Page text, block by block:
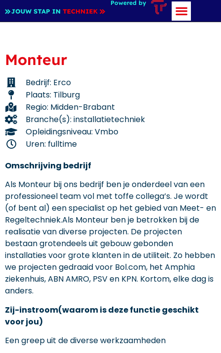
Powered by
Monteur
Bedrijf: Erco
Plaats: Tilburg
Regio: Midden-Brabant
Branche(s): installatietechniek
Opleidingsniveau: Vmbo
Uren: fulltime
Omschrijving bedrijf
Als Monteur bij ons bedrijf ben je onderdeel van een
professioneel team vol met toffe collega’s. Je wordt
(of bent al) een specialist op het gebied van Meet- en
Regeltechniek.Als Monteur ben je betrokken bij de
realisatie van diverse projecten. De projecten
bestaan grotendeels uit gebouw gebonden
installaties voor grote klanten in de utiliteit. Zo hebben
we projecten gedraaid voor Bol.com, het Amphia
ziekenhuis, ABN AMRO, PSV en KPN. Kortom, elke dag is
anders.
Zij-instroom(waarom is deze functie geschikt
voor jou)
Een greep uit de diverse werkzaamheden